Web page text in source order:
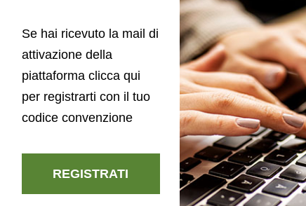
Se hai ricevuto la mail di
attivazione della
piattaforma clicca qui
per registrarti con il tuo
codice convenzione
REGISTRATI